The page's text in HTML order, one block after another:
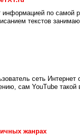
информацией по самой
текстов
сеть Интернет
сам YouTube такой
жанрах